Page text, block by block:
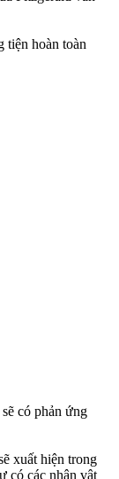
tiện hoàn toàn
có phản ứng
xuất hiện trong
có các nhân vật